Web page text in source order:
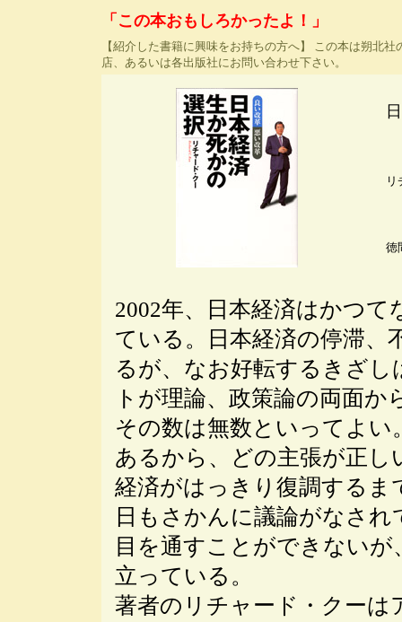
「この本おもしろかったよ！」
【紹介した書籍に興味をお持ちの方へ】 この本は朔北
店、あるいは各出版社にお問い合わせ下さい。
リ
徳
2002年、日本経済はかつ
ている。日本経済の停滞、
るが、なお好転するきざ
トが理論、政策論の両面
その数は無数といってよ
あるから、どの主張が正
経済がはっきり復調するま
日もさかんに議論がなさ
目を通すことができない
立っている。
著者のリチャード・クーは